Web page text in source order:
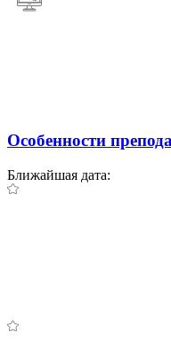
Особенности
Ближайшая дата: